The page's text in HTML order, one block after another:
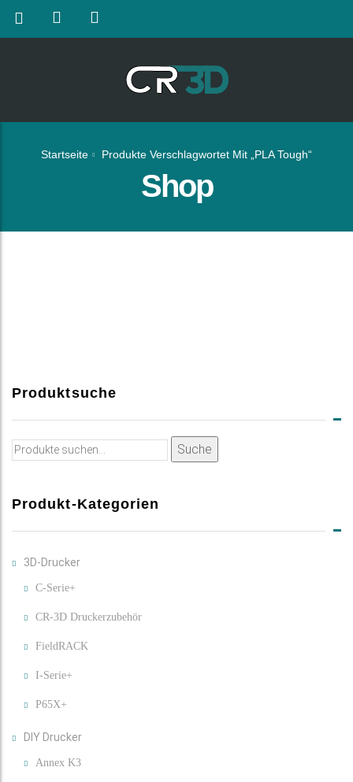
Startseite Produkte Verschlagwortet Mit „PLA Tough“
Shop
Produktsuche
Suche
Suche
Produkt-Kategorien
3D-Drucker
C-Serie+
CR-3D Druckerzubehör
FieldRACK
I-Serie+
P65X+
DIY Drucker
Annex K3